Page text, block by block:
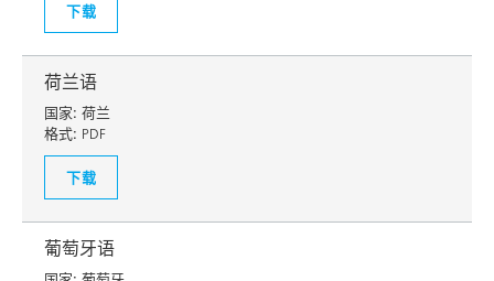
下载
荷兰语
国家: 荷兰
格式: PDF
下载
葡萄牙语